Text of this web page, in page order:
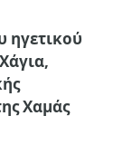
ηγετικού
Χαμάς